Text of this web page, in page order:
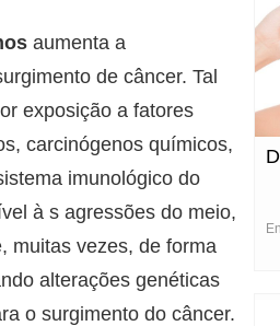
aumenta a
de câncer. Tal
exposição a fatores
carcinógenos químicos,
imunológico do
à s agressões do meio,
muitas vezes, de forma
alterações genéticas
o surgimento do câncer.